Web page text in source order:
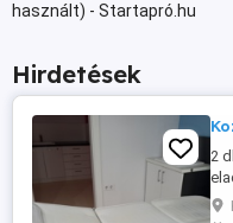
használt) - Startapró.hu
Hirdetések
2